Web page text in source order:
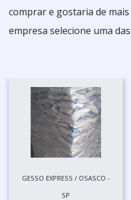
comprar e gostaria de
empresa selecione uma
GESSO EXPRESS / OSASCO -
SP